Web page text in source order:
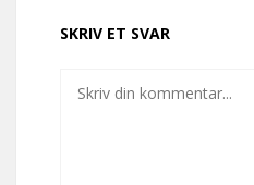
SKRIV ET SVAR